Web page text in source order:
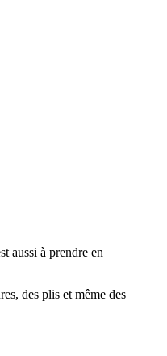
aussi à prendre en
des plis et même des